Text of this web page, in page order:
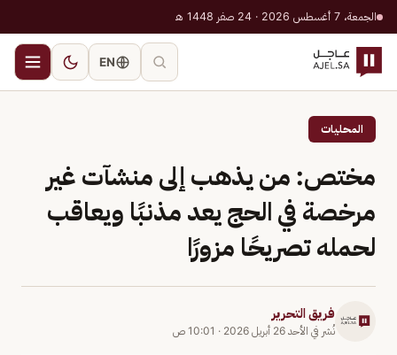
الجمعة، 7 أغسطس 2026 · 24 صفر 1448 هـ
EN
المحليات
مختص: من يذهب إلى منشآت غير
مرخصة في الحج يعد مذنبًا ويعاقب
لحمله تصريحًا مزورًا
فريق التحرير
نُشر في الأحد 26 أبريل 2026 · 10:01 ص